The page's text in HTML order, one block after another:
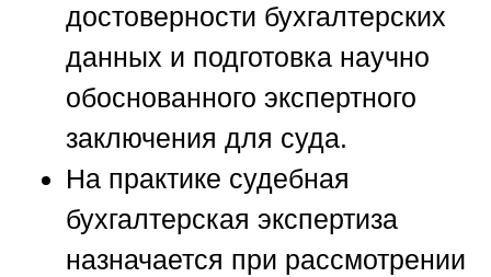
достоверности бухгалтерских
данных и подготовка научно
обоснованного экспертного
заключения для суда.
На практике судебная
бухгалтерская экспертиза
назначается при рассмотрении